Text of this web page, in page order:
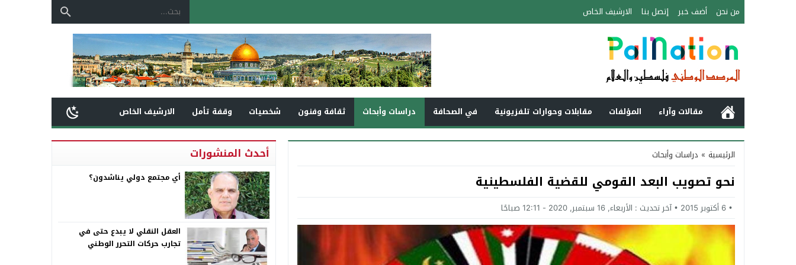
من نحن أضف خبر إتصل بنا الارشيف الخاص
مقالات وآراء المؤلفات مقابلات وحوارات تلفزيونية في الصحافة دراسات وأبحاث ثقافة وفنون شخصيات وقفة تأمل الارشيف الخاص
الرئيسية » دراسات وأبحاث
نحو تصويب البعد القومي للقضية الفلسطينية
6 أكتوبر 2015 آخر تحديث : الأربعاء, 16 سبتمبر, 2020 - 12:11 صباحًا
أحدث المنشورات
أي مجتمع دولي يناشدون؟
العقل النقلي لا يبدع حتى في
تجارب حركات التحرر الوطني